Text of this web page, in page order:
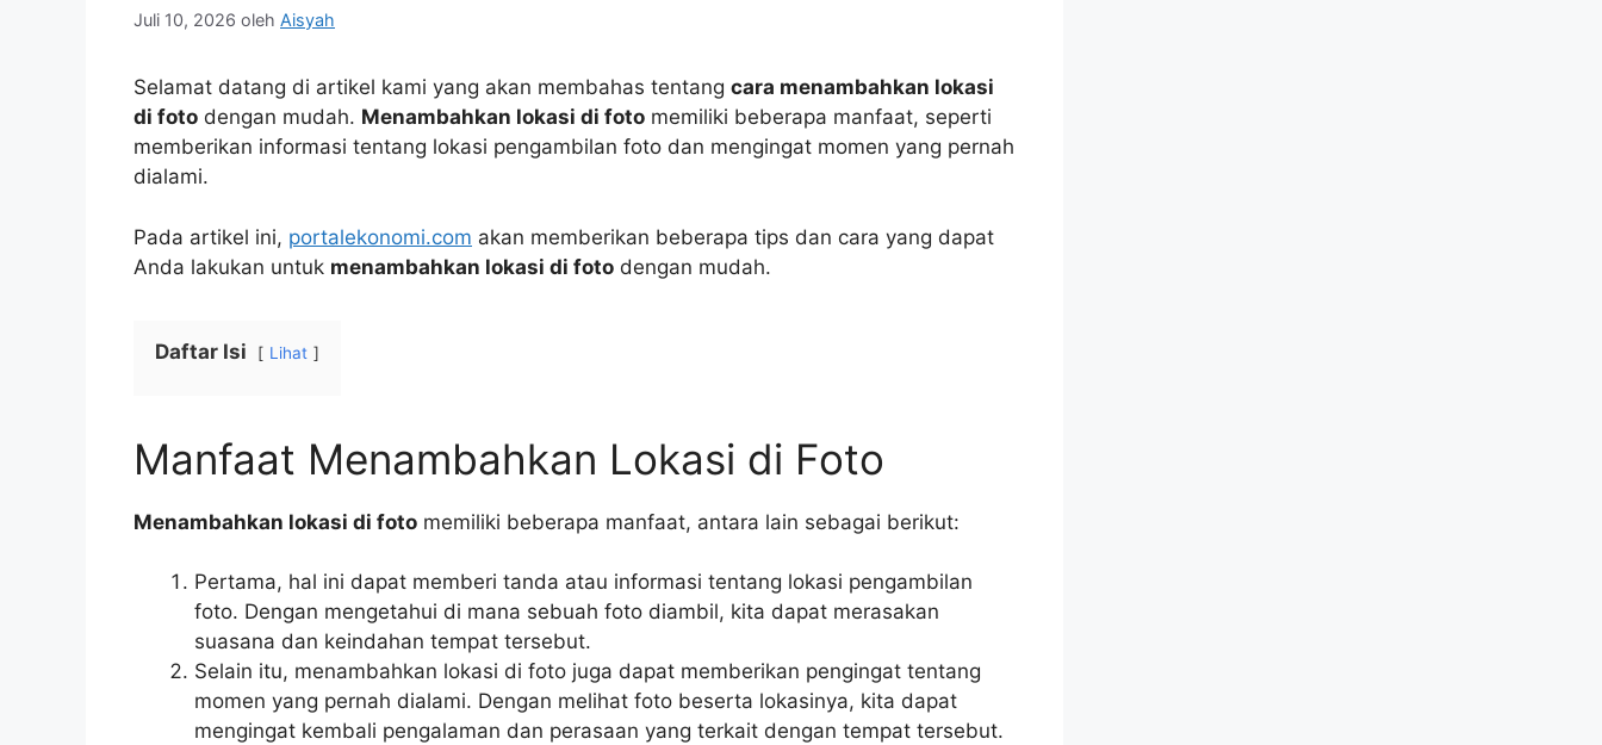
Juli 10, 2026 oleh Aisyah
Selamat datang di artikel kami yang akan membahas tentang cara menambahkan lokasi
di foto dengan mudah. Menambahkan lokasi di foto memiliki beberapa manfaat, seperti
memberikan informasi tentang lokasi pengambilan foto dan mengingat momen yang pernah
dialami.
Pada artikel ini, portalekonomi.com akan memberikan beberapa tips dan cara yang dapat
Anda lakukan untuk menambahkan lokasi di foto dengan mudah.
Daftar Isi Lihat
Manfaat Menambahkan Lokasi di Foto
Menambahkan lokasi di foto memiliki beberapa manfaat, antara lain sebagai berikut:
Pertama, hal ini dapat memberi tanda atau informasi tentang lokasi pengambilan
foto. Dengan mengetahui di mana sebuah foto diambil, kita dapat merasakan
suasana dan keindahan tempat tersebut.
Selain itu, menambahkan lokasi di foto juga dapat memberikan pengingat tentang
momen yang pernah dialami. Dengan melihat foto beserta lokasinya, kita dapat
mengingat kembali pengalaman dan perasaan yang terkait dengan tempat tersebut.